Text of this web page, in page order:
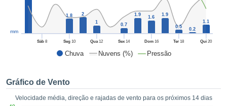
todos os
no
como
um perfil
Chuva Nuvens (%) Pressão
Sáb8 Seg10 Qua12 Sex 14 Dom16 Ter 18 Qui 20
mm
1.8
2
1
0.7
1.9 1.6 1.9
0.5 0.2
1.1
Gráfico de Vento
Velocidade média, direção e rajadas de vento para os próximos 14 dias